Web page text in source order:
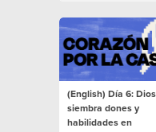
los que seremos
animados e
cada vez más. No
dejemos que el
enemigo nos robe la
semilla de lo que Dios
ha dicho”.
(English) Día 6: Dios
siembra dones y
habilidades en